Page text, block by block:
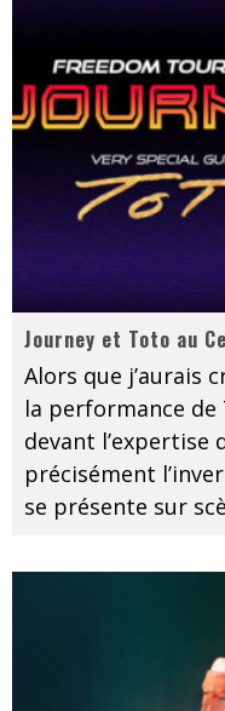
Journey et Toto au
Alors que j’aurais
la performance
devant l’expertise
précisément
se présente sur